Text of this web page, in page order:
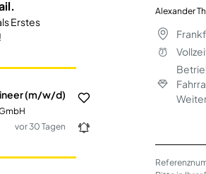
Erstes
(m/w/d)
vor 30 Tagen
Alexander